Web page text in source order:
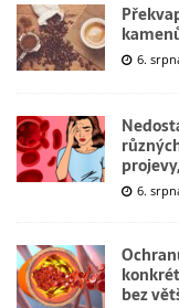
6.
6.
bez